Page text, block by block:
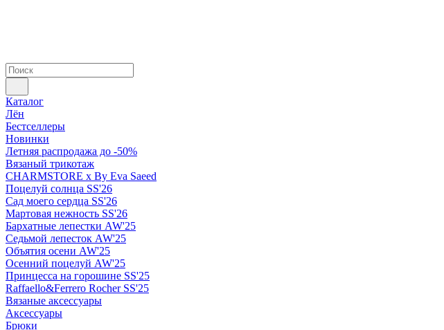
Каталог
Лён
Бестселлеры
Новинки
Летняя распродажа до -50%
Вязаный трикотаж
CHARMSTORE х By Eva Saeed
Поцелуй солнца SS'26
Сад моего сердца SS'26
Мартовая нежность SS'26
Бархатные лепестки AW'25
Седьмой лепесток AW'25
Объятия осени AW'25
Осенний поцелуй AW'25
Принцесса на горошине SS'25
Raffaello&Ferrero Rocher SS'25
Вязаные аксессуары
Аксессуары
Брюки